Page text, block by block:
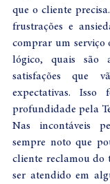
que o cliente
frustrações e
comprar um serviço
lógico, quais são
satisfações que
expectativas. Isso
profundidade pela
Nas incontáveis
sempre noto que
cliente reclamou do
ser atendido em